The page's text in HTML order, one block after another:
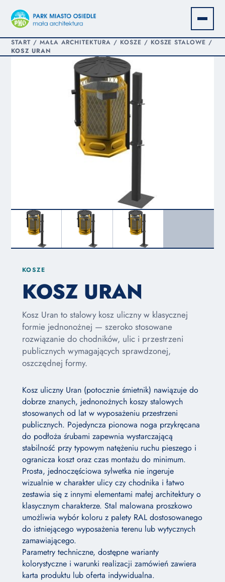
START/ MAŁA ARCHITEKTURA / KOSZE / KOSZE STALOWE /
KOSZ URAN
KOSZE
KOSZ URAN
Kosz Uran to stalowy kosz uliczny w klasycznej
formie jednonożnej — szeroko stosowane
rozwiązanie do chodników, ulic i przestrzeni
publicznych wymagających sprawdzonej,
oszczędnej formy.
Kosz uliczny Uran (potocznie śmietnik) nawiązuje do
dobrze znanych, jednonożnych koszy stalowych
stosowanych od lat w wyposażeniu przestrzeni
publicznych. Pojedyncza pionowa noga przykręcana
do podłoża śrubami zapewnia wystarczającą
stabilność przy typowym natężeniu ruchu pieszego i
ogranicza koszt oraz czas montażu do minimum.
Prosta, jednoczęściowa sylwetka nie ingeruje
wizualnie w charakter ulicy czy chodnika i łatwo
zestawia się z innymi elementami małej architektury o
klasycznym charakterze. Stal malowana proszkowo
umożliwia wybór koloru z palety RAL dostosowanego
do istniejącego wyposażenia terenu lub wytycznych
zamawiającego.
Parametry techniczne, dostępne warianty
kolorystyczne i warunki realizacji zamówień zawiera
karta produktu lub oferta indywidualna.